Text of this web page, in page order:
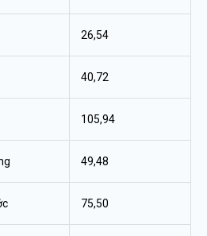
26,54
40,72
105,94
49,48
75,50